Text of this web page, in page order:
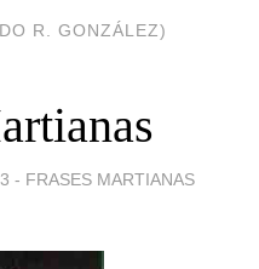
R. GONZÁLEZ)
- FRASES MARTIANAS